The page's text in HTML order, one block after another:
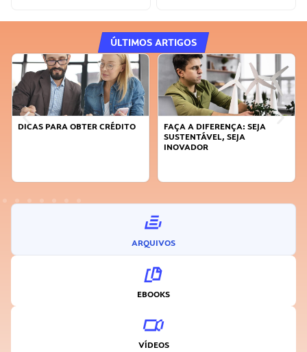
ÚLTIMOS ARTIGOS
DICAS PARA OBTER CRÉDITO
FAÇA A DIFERENÇA: SEJA
SUSTENTÁVEL, SEJA
INOVADOR
ARQUIVOS
EBOOKS
VÍDEOS